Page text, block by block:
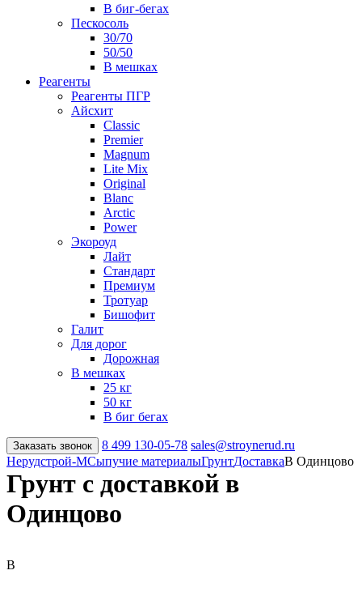
В биг-бегах
Пескосоль
30/70
50/50
В мешках
Реагенты
Реагенты ПГР
Айсхит
Classic
Premier
Magnum
Lite Mix
Original
Blanc
Arctic
Power
Экороуд
Лайт
Стандарт
Премиум
Тротуар
Бишофит
Галит
Для дорог
Дорожная
В мешках
25 кг
50 кг
В биг бегах
Заказать звонок 8 499 130-05-78 sales@stroynerud.ru
Нерудстрой-МСыпучие материалыГрунтДоставкаВ Одинцово
Грунт с доставкой в
Одинцово
В